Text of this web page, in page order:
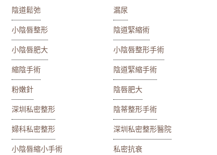
陰道鬆弛 漏尿
小陰唇整形 陰道緊縮術
小陰唇肥大 小陰唇整形手術
縮陰手術 陰道緊縮手術
粉嫩針 陰唇肥大
深圳私密整形 陰蒂整形手術
婦科私密整形 深圳私密整形醫院
小陰唇縮小手術 私密抗衰